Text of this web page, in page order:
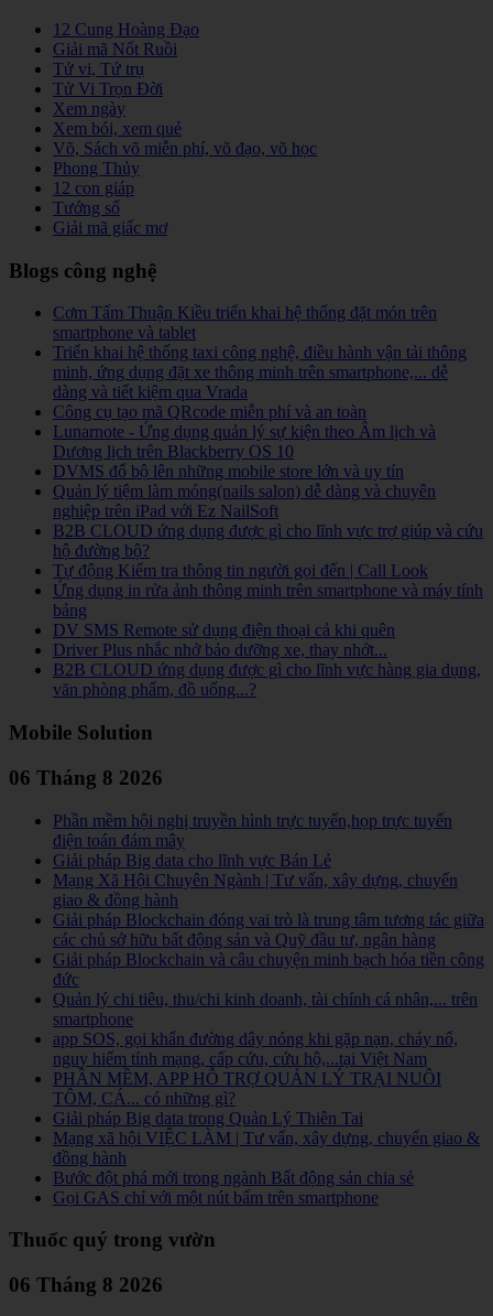
12 Cung Hoàng Đạo
Giải mã Nốt Ruồi
Tử vi, Tứ trụ
Tử Vi Trọn Đời
Xem ngày
Xem bói, xem quẻ
Võ, Sách võ miễn phí, võ đạo, võ học
Phong Thủy
12 con giáp
Tướng số
Giải mã giấc mơ
Blogs công nghệ
Cơm Tấm Thuận Kiều triển khai hệ thống đặt món trên
smartphone và tablet
Triển khai hệ thống taxi công nghệ, điều hành vận tải thông
minh, ứng dụng đặt xe thông minh trên smartphone,... dễ
dàng và tiết kiệm qua Vrada
Công cụ tạo mã QRcode miễn phí và an toàn
Lunarnote - Ứng dụng quản lý sự kiện theo Âm lịch và
Dương lịch trên Blackberry OS 10
DVMS đổ bộ lên những mobile store lớn và uy tín
Quản lý tiệm làm móng(nails salon) dễ dàng và chuyên
nghiệp trên iPad với Ez NailSoft
B2B CLOUD ứng dụng được gì cho lĩnh vực trợ giúp và cứu
hộ đường bộ?
Tự động Kiểm tra thông tin người gọi đến | Call Look
Ứng dụng in rửa ảnh thông minh trên smartphone và máy tính
bảng
DV SMS Remote sử dụng điện thoại cả khi quên
Driver Plus nhắc nhở bảo dưỡng xe, thay nhớt...
B2B CLOUD ứng dụng được gì cho lĩnh vực hàng gia dụng,
văn phòng phẩm, đồ uống...?
Mobile Solution
06 Tháng 8 2026
Phần mềm hội nghị truyền hình trực tuyến,họp trực tuyến
điện toán đám mây
Giải pháp Big data cho lĩnh vực Bán Lẻ
Mạng Xã Hội Chuyên Ngành | Tư vấn, xây dựng, chuyển
giao & đồng hành
Giải pháp Blockchain đóng vai trò là trung tâm tương tác giữa
các chủ sở hữu bất động sản và Quỹ đầu tư, ngân hàng
Giải pháp Blockchain và câu chuyện minh bạch hóa tiền công
đức
Quản lý chi tiêu, thu/chi kinh doanh, tài chính cá nhân,... trên
smartphone
app SOS, gọi khẩn đường dây nóng khi gặp nạn, cháy nổ,
nguy hiểm tính mạng, cấp cứu, cứu hộ,...tại Việt Nam
PHẦN MỀM, APP HỖ TRỢ QUẢN LÝ TRẠI NUÔI
TÔM, CÁ... có những gì?
Giải pháp Big data trong Quản Lý Thiên Tai
Mạng xã hội VIỆC LÀM | Tư vấn, xây dựng, chuyển giao &
đồng hành
Bước đột phá mới trong ngành Bất động sản chia sẻ
Gọi GAS chỉ với một nút bấm trên smartphone
Thuốc quý trong vườn
06 Tháng 8 2026